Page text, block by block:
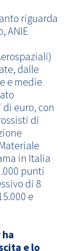
riguarda
ANIE
dalle
e medie
euro, con
di
in Italia
punti
di 8
e
e lo